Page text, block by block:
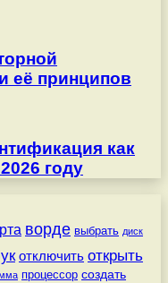
её принципов
как
году
ворде выбрать диск
отключить открыть
процессор создать